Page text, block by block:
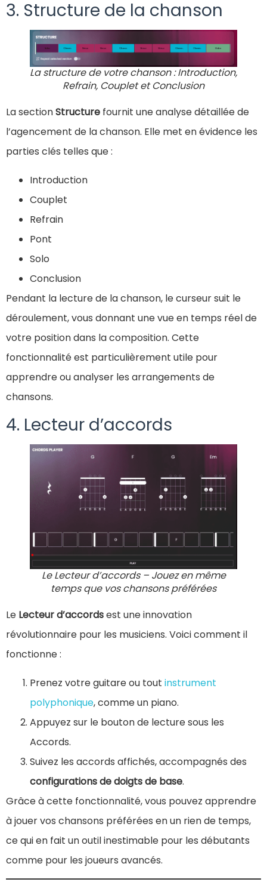
3. Structure de la chanson
La structure de votre chanson : Introduction,
Refrain, Couplet et Conclusion
La sectionStructure fournit une analyse détaillée de
l’agencement de la chanson. Elle met en évidence les
parties clés telles que :
Introduction
Couplet
Refrain
Pont
Solo
Conclusion
Pendant la lecture de la chanson, le curseur suit le
déroulement, vous donnant une vue en temps réel de
votre position dans la composition. Cette
fonctionnalité est particulièrement utile pour
apprendre ou analyser les arrangements de
chansons.
4. Lecteur d’accords
Le Lecteur d’accords – Jouez en même
temps que vos chansons préférées
Le Lecteur d’accordsest une innovation
révolutionnaire pour les musiciens. Voici comment il
fonctionne :
Prenez votre guitare ou tout instrument
polyphonique, comme un piano.
Appuyez sur le bouton de lecture sous les
Accords.
Suivez les accords affichés, accompagnés des
configurations de doigts de base.
Grâce à cette fonctionnalité, vous pouvez apprendre
à jouer vos chansons préférées en un rien de temps,
ce qui en fait un outil inestimable pour les débutants
comme pour les joueurs avancés.